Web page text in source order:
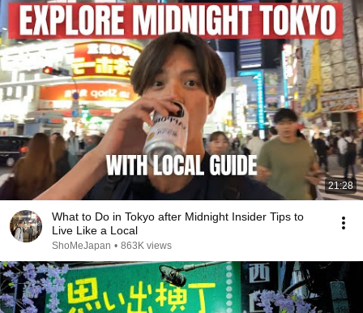
21:28
What to Do in Tokyo after Midnight Insider Tips to
Live Like a Local
ShoMeJapan • 863K views